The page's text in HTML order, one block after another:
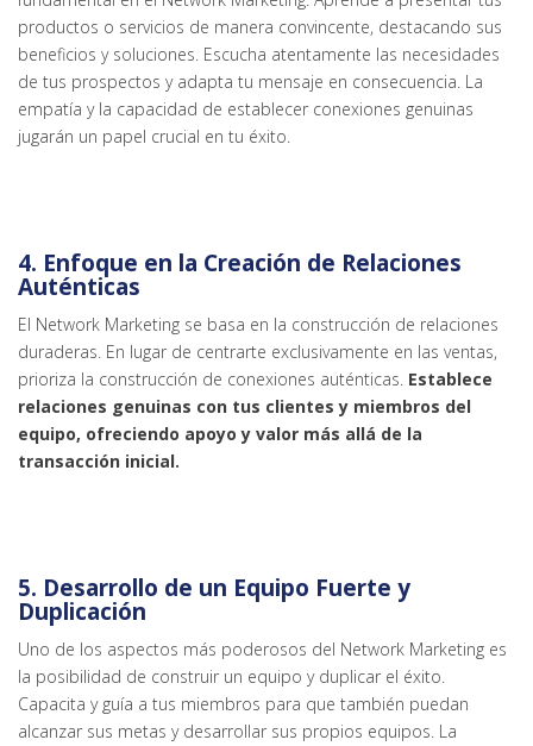
productos o servicios de manera convincente, destacando sus
beneficios y soluciones. Escucha atentamente las necesidades
de tus prospectos y adapta tu mensaje en consecuencia. La
empatía y la capacidad de establecer conexiones genuinas
jugarán un papel crucial en tu éxito.
4. Enfoque en la Creación de Relaciones
Auténticas
El Network Marketing se basa en la construcción de relaciones
duraderas. En lugar de centrarte exclusivamente en las ventas,
prioriza la construcción de conexiones auténticas. Establece
relaciones genuinas con tus clientes y miembros del
equipo, ofreciendo apoyo y valor más allá de la
transacción inicial.
5. Desarrollo de un Equipo Fuerte y
Duplicación
Uno de los aspectos más poderosos del Network Marketing es
la posibilidad de construir un equipo y duplicar el éxito.
Capacita y guía a tus miembros para que también puedan
alcanzar sus metas y desarrollar sus propios equipos. La